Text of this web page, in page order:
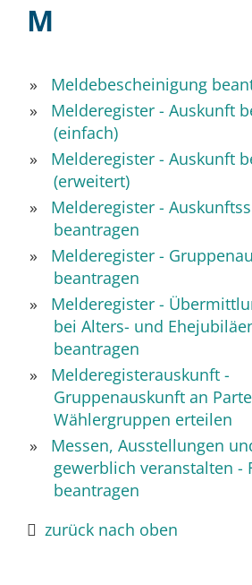
M
Meldebescheinigung
Melderegister - Auskunft
(einfach)
Melderegister - Auskunft
(erweitert)
Melderegister -
beantragen
Melderegister -
beantragen
Melderegister -
bei Alters- und
beantragen
Melderegisterauskunft -
Gruppenauskunft an
Wählergruppen erteilen
Messen, Ausstellungen
gewerblich veranstalten -
beantragen
zurück nach oben